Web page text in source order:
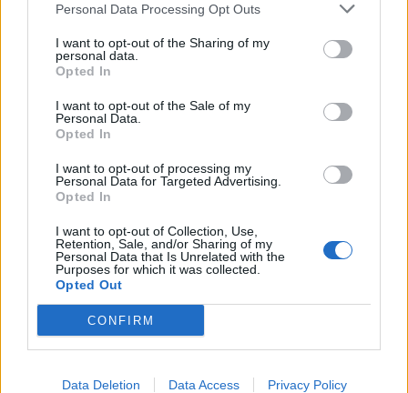
Personal Data Processing Opt Outs
I want to opt-out of the Sharing of my
personal data.
Opted In
I want to opt-out of the Sale of my
Personal Data.
Opted In
I want to opt-out of processing my
Personal Data for Targeted Advertising.
Opted In
I want to opt-out of Collection, Use,
Retention, Sale, and/or Sharing of my
Personal Data that Is Unrelated with the
Purposes for which it was collected.
Opted Out
CONFIRM
Data Deletion Data Access Privacy Policy
Voir tous les articles de
VOUS POURRIEZ AUSSI AIMER